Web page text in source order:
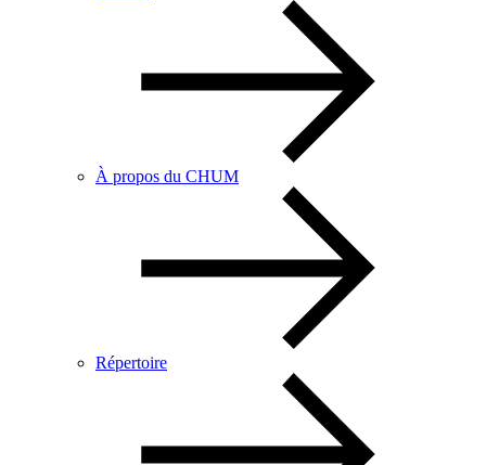
À propos du CHUM
Répertoire